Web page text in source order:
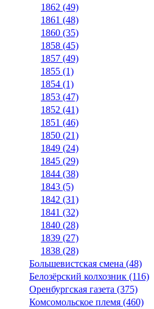
1862 (49)
1861 (48)
1860 (35)
1858 (45)
1857 (49)
1855 (1)
1854 (1)
1853 (47)
1852 (41)
1851 (46)
1850 (21)
1849 (24)
1845 (29)
1844 (38)
1843 (5)
1842 (31)
1841 (32)
1840 (28)
1839 (27)
1838 (28)
Большевистская смена (48)
Белозёрский колхозник (116)
Оренбургская газета (375)
Комсомольское племя (460)